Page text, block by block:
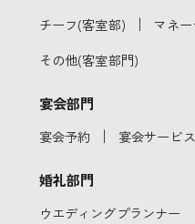
チーフ(客室部) ｜ マネ
その他(客室部門)
宴会部門
宴会予約 ｜ 宴会サービス
婚礼部門
ウエディングプランナー